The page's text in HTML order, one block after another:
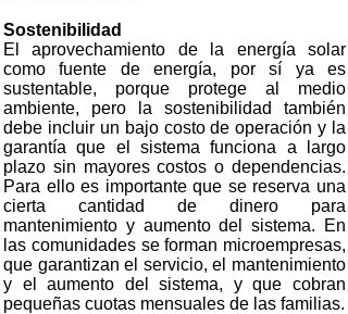
Sostenibilidad
El aprovechamiento de la energía solar
como fuente de energía, por sí ya es
sustentable, porque protege al medio
ambiente, pero la sostenibilidad también
debe incluir un bajo costo de operación y la
garantía que el sistema funciona a largo
plazo sin mayores costos o dependencias.
Para ello es importante que se reserva una
cierta cantidad de dinero para
mantenimiento y aumento del sistema. En
las comunidades se forman microempresas,
que garantizan el servicio, el mantenimiento
y el aumento del sistema, y que cobran
pequeñas cuotas mensuales de las familias.